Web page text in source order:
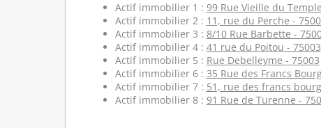
Actif immobilier 1 : 99 Rue Vieille du
Actif immobilier 2 : 11, rue du Perche -
Actif immobilier 3 : 8/10 Rue Barbette -
Actif immobilier 4 : 41 rue du Poitou - 75003
Actif immobilier 5 : Rue Debelleyme - 75003
Actif immobilier 6 : 35 Rue des Francs
Actif immobilier 7 : 51, rue des francs
Actif immobilier 8 : 91 Rue de Turenne -